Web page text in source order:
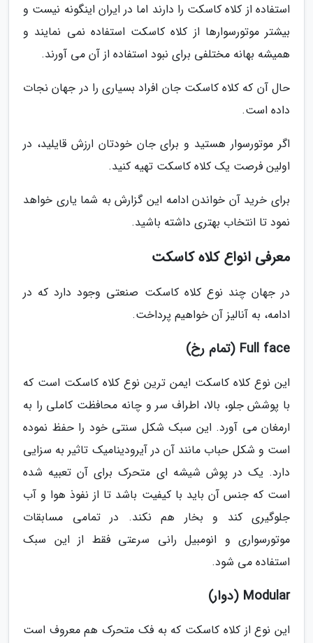
استفاده از کلاه کاسکت را دارند اما در ایران اینگونه نیست و
بیشتر موتورسوارها از کلاه کاسکت استفاده نمی نمایند و
همیشه بهانه مختلفی برای نبود استفاده از آن می آورند.
حال آن که کلاه کاسکت جان افراد بسیاری را در جهان نجات
داده است.
اگر موتورسوار هستید و برای جان خودتان ارزش قایلید، در
اولین فرصت یک کلاه کاسکت تهیه کنید.
برای خرید آن خواندن ادامه این گزارش به شما یاری خواهد
نمود تا انتخاب بهتری داشته باشید.
معرفی انواع کلاه کاسکت
در جهان چند نوع کلاه کاسکت صنعتی وجود دارد که در
ادامه، به آنالیز آن خواهیم پرداخت.
Full face (تمام رخ)
این نوع کلاه کاسکت ایمن ترین نوع کلاه کاسکت است که
با پوشش جلو، بالا، اطراف سر و چانه محافظت کاملی را به
ارمغان می آورد. این سبک شکل سنتی خود را حفظ نموده
است و شکل حباب مانند آن در آیرودینامیک تاثیر به سزایی
دارد. یک در پوش شیشه ای متحرک برای آن تعبیه شده
است که جنس آن باید با کیفیت باشد تا از نفوذ هوا و آب
جلوگیری کند و بخار هم نکند. در تمامی مسابقات
موتورسواری و انومبیل رانی سرعتی فقط از این سبک
استفاده می شود.
Modular (دوار)
این نوع از کلاه کاسکت که به فک متحرک هم معروف است